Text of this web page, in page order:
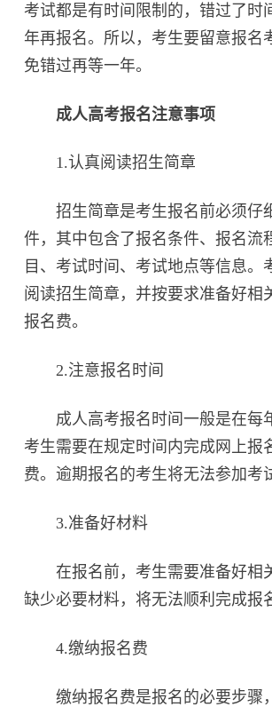
考试都是有时间限制的，错过了时
年再报名。所以，考生要留意报名
免错过再等一年。
成人高考报名注意事项
1.认真阅读招生简章
招生简章是考生报名前必须仔
件，其中包含了报名条件、报名流
目、考试时间、考试地点等信息。
阅读招生简章，并按要求准备好相
报名费。
2.注意报名时间
成人高考报名时间一般是在每年
考生需要在规定时间内完成网上报
费。逾期报名的考生将无法参加考
3.准备好材料
在报名前，考生需要准备好相
缺少必要材料，将无法顺利完成报
4.缴纳报名费
缴纳报名费是报名的必要步骤